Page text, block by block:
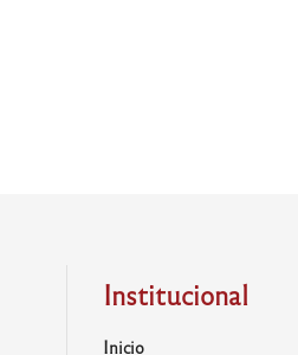
Institucional
Inicio